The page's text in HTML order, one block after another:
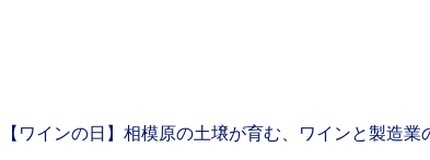
【ワインの日】相模原の土壌が育む、ワインと製造業